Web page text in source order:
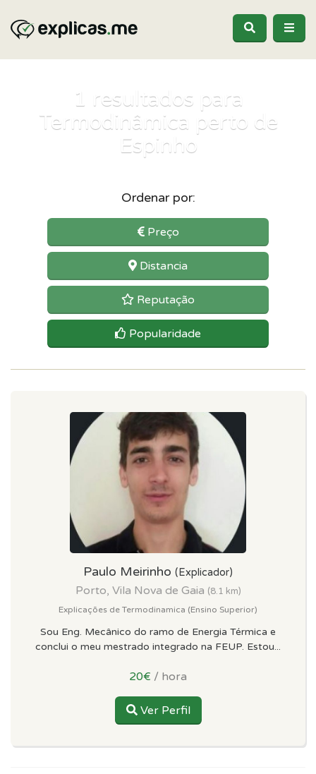
1 resultados para
Termodinâmica perto de
Espinho
Ordenar por:
Preço
Distancia
Reputação
Popularidade
Paulo Meirinho (Explicador)
Porto, Vila Nova de Gaia (8.1 km)
Explicações de Termodinamica (Ensino Superior)
Sou Eng. Mecânico do ramo de Energia Térmica e
conclui o meu mestrado integrado na FEUP. Estou...
20€ / hora
Ver Perfil